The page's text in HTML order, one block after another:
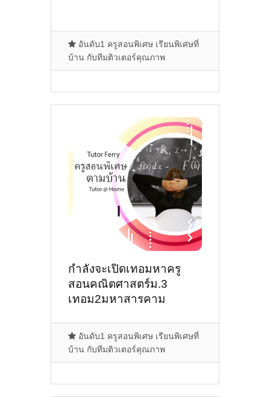
อันดับ1 ครูสอนพิเศษ เรียนพิเศษที่
บ้าน กับทีมติวเตอร์คุณภาพ
กำลังจะเปิดเทอมหาครู
สอนคณิตศาสตร์ม.3
เทอม2มหาสารคาม
อันดับ1 ครูสอนพิเศษ เรียนพิเศษที่
บ้าน กับทีมติวเตอร์คุณภาพ